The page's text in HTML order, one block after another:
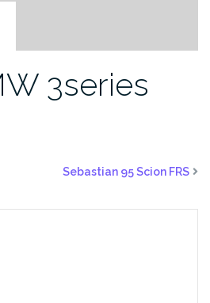
3series
Sebastian 95 Scion FRS